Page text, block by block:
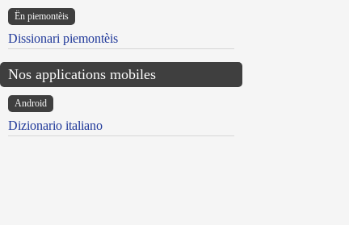
Ën piemontèis
Dissionari piemontèis
Nos applications mobiles
Android
Dizionario italiano